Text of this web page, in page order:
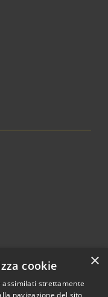
×
cookie
assimilati strettamente
navigazione del sito,